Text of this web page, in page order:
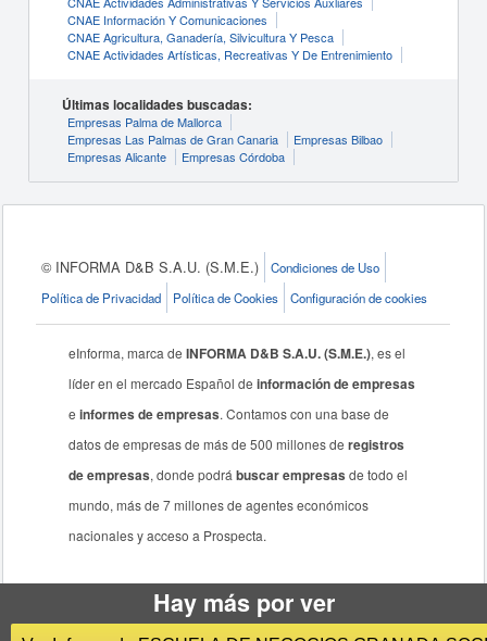
CNAE Información Y Comunicaciones
CNAE Agricultura, Ganadería, Silvicultura Y Pesca
CNAE Actividades Artísticas, Recreativas Y De Entrenimiento
Últimas localidades buscadas:
Empresas Palma de Mallorca
Empresas Las Palmas de Gran Canaria
Empresas Bilbao
Empresas Alicante
Empresas Córdoba
© INFORMA D&B S.A.U. (S.M.E.)
Condiciones de Uso
Política de Privacidad
Política de Cookies Configuración de cookies
eInforma, marca deINFORMA D&B S.A.U. (S.M.E.), es el
líder en el mercado Español deinformación de empresas
einformes de empresas. Contamos con una base de
datos de empresas de más de 500 millones deregistros
de empresas, donde podrábuscar empresas de todo el
mundo, más de 7 millones de agentes económicos
nacionales y acceso a Prospecta.
Hay más por ver